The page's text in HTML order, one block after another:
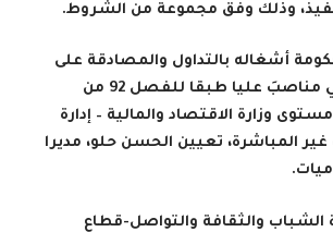
وذلك وفق مجموعة من الشروط.
أشغاله بالتداول والمصادقة على
مقترحات تَعْيِينٍ في مناصبَ عليا طبقا للفصل 92 من
وزارة الاقتصاد والمالية – إدارة
المباشرة، تعيين الحسن حلو، مديرا
والثقافة والتواصل-قطاع